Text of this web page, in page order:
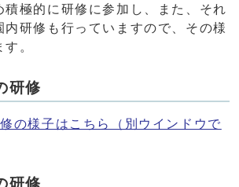
積極的に研修に参加し、また、それ
内研修も行っていますので、その様
。
研修
の様子はこちら
（別ウインドウで
研修